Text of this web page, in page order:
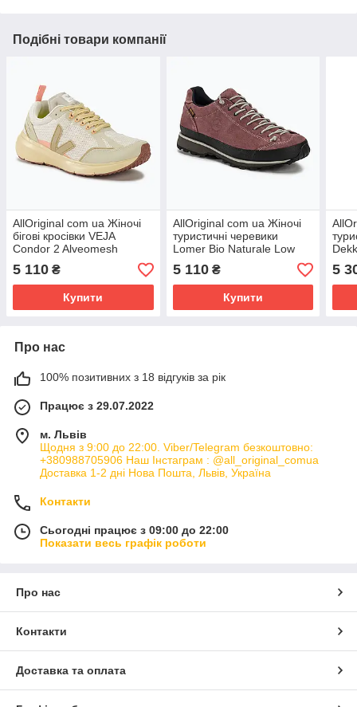
Подібні товари компанії
AllOriginal com ua Жіночі
бігові кросівки VEJA
Condor 2 Alveomesh
гравій/мигдаль РОЗМІРИ
ЗАПИТУЙТЕ
5 110 ₴
Купити
AllOriginal com ua Жіночі
туристичні черевики
Lomer Bio Naturale Low
Mtx brownrose РОЗМІРИ
ЗАПИТУЙТЕ
5 110₴
Купити
5
Про нас
100% позитивних з 18 відгуків за рік
Працює з 29.07.2022
м. Львів
Щодня з 9:00 до 22:00. Viber/Telegram безкоштовно:
+380988705906 Наш Інстаграм : @all_original_comua
Доставка 1-2 дні Нова Пошта, Львів, Україна
Контакти
Сьогодні працює з 09:00 до 22:00
Показати весь графік роботи
Про нас
Контакти
Доставка та оплата